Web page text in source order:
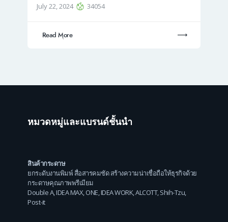
July 22, 2024 34054
Read More
หมวดหมู่และแบรนด์ชั้นนำ
สินค้ากระดาษ
ยกระดับงานพิมพ์ สื่อสารคมชัด สร้างความน่าเชื่อถือให้ธุรกิจด้วย
กระดาษคุณภาพพรีเมียม
Double A, IDEA MAX ONE IDEA WORK ALCOTT, Shih-Tzu
Post-it